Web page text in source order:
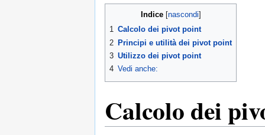
Indice
1 Calcolo dei pivot point
2 Principi e utilità dei pivot point
3 Utilizzo dei pivot point
4 Vedi anche:
Calcolo dei